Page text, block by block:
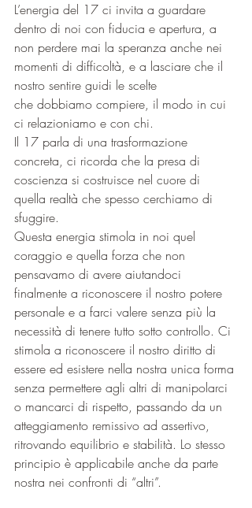
L’energia del 17 ci invita a guardare
dentro di noi con fiducia e apertura, a
non perdere mai la speranza anche nei
momenti di difficoltà, e a lasciare che il
nostro sentire guidi le scelte
che dobbiamo compiere, il modo in cui
ci relazioniamo e con chi.
Il 17 parla di una trasformazione
concreta, ci ricorda che la presa di
coscienza si costruisce nel cuore di
quella realtà che spesso cerchiamo di
sfuggire.
Questa energia stimola in noi quel
coraggio e quella forza che non
pensavamo di avere aiutandoci
finalmente a riconoscere il nostro potere
personale e a farci valere senza più la
necessità di tenere tutto sotto controllo. Ci
stimola a riconoscere il nostro diritto di
essere ed esistere nella nostra unica forma
senza permettere agli altri di manipolarci
o mancarci di rispetto, passando da un
atteggiamento remissivo ad assertivo,
ritrovando equilibrio e stabilità. Lo stesso
principio è applicabile anche da parte
nostra nei confronti di “altri”.